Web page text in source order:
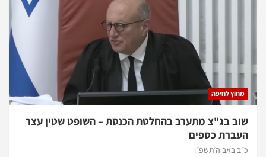
לחיפה
בג"צ מתערב בהחלטת הכנסת – השופט שטין עצר
כספים
באב ה׳תשפ״ו